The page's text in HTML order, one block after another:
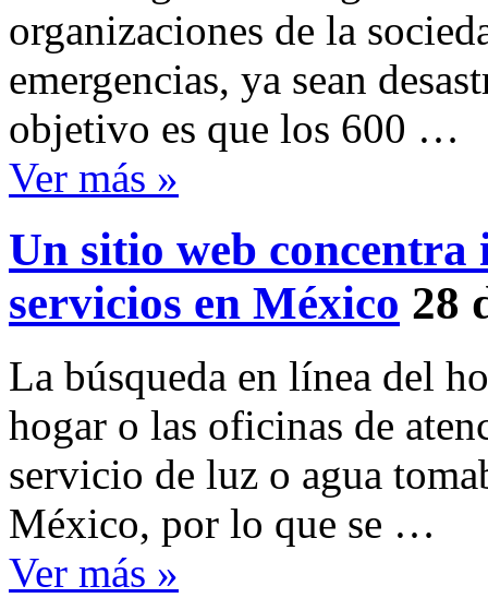
organizaciones de la
emergencias, ya sean
objetivo es que los 600 …
Ver más »
Un sitio web
servicios en México 28
La búsqueda en línea del
hogar o las oficinas de
servicio de luz o agua
México, por lo que se …
Ver más »